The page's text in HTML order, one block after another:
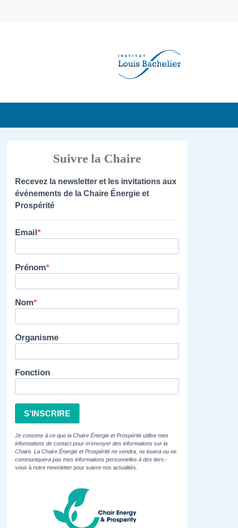
Suivre la Chaire
Recevez la newsletter et les invitations aux
événements de la Chaire Énergie et
Prospérité
Email
Prénom
Nom
Organisme
Fonction
S'INSCRIRE
Je consens à ce que la Chaire Énergie et Prospérité utilise mes
informations de contact pour m'envoyer des informations sur la
Chaire. La Chaire Énergie et Prospérité ne vendra, ne louera ou ne
communiquera pas mes informations personnelles à des tiers. -
vous à notre newsletter pour suivre nos actualités.